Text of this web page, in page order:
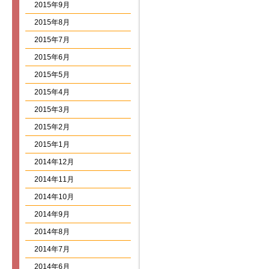
2015年9月
2015年8月
2015年7月
2015年6月
2015年5月
2015年4月
2015年3月
2015年2月
2015年1月
2014年12月
2014年11月
2014年10月
2014年9月
2014年8月
2014年7月
2014年6月